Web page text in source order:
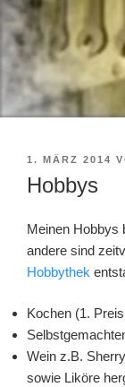
1. MÄRZ 2014
Hobbys
Meinen Hobbys
andere sind
Hobbythek
Kochen (1.
Wein z.B.
sowie Liköre